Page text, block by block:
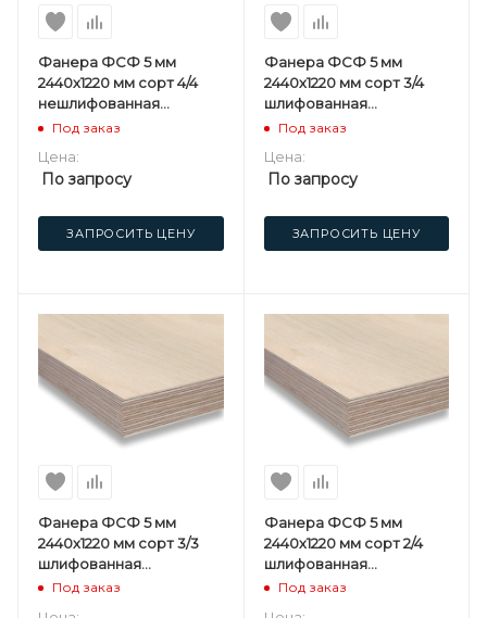
Фанера ФСФ 5 мм
2440х1220 мм сорт 4/4
нешлифованная
березовая
Под заказ
Цена:
По запросу
ЗАПРОСИТЬ ЦЕНУ
Фанера ФСФ 5 мм
2440х1220 мм сорт 3/4
шлифованная
березовая
Под заказ
Цена:
По запросу
ЗАПРОСИТЬ ЦЕНУ
Фанера ФСФ 5 мм
2440х1220 мм сорт 3/3
шлифованная
березовая
Под заказ
Фанера ФСФ 5 мм
2440х1220 мм сорт 2/4
шлифованная
березовая
Под заказ